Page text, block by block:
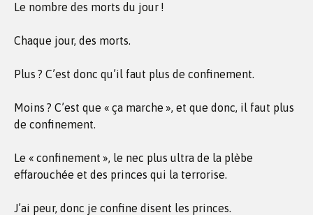
Le nombre des morts du jour !
Chaque jour, des morts.
Plus ? C’est donc qu’il faut plus de confinement.
Moins ? C’est que « ça marche », et que donc, il faut plus
de confinement.
Le « confinement », le nec plus ultra de la plèbe
effarouchée et des princes qui la terrorise.
J’ai peur, donc je confine disent les princes.